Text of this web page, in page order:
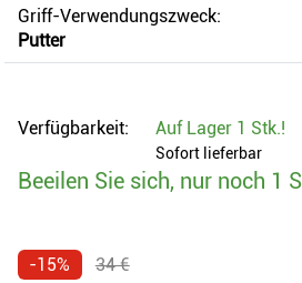
Griff-Verwendungszweck:
Putter
Verfügbarkeit: Auf Lager 1 Stk.!
Sofort lieferbar
Beeilen Sie sich, nur noch 1
-15% 34 €